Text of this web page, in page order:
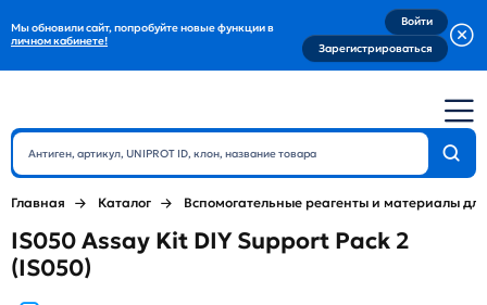
Мы обновили сайт, попробуйте новые функции в
личном кабинете!
Войти
Зарегистрироваться
Главная Каталог Вспомогательные реагенты и материалы
IS050 Assay Kit DIY Support Pack 2
(IS050)